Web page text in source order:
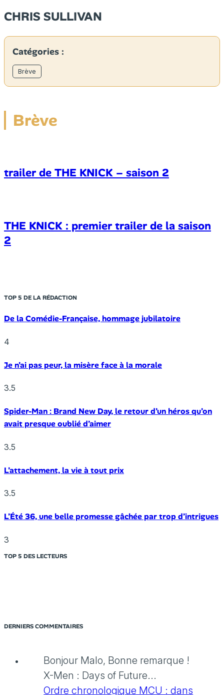
CHRIS SULLIVAN
Catégories :
Brève
Brève
trailer de THE KNICK – saison 2
THE KNICK : premier trailer de la saison
2
TOP 5 DE LA RÉDACTION
De la Comédie-Française, hommage jubilatoire
4
Je n’ai pas peur, la misère face à la morale
3.5
Spider-Man : Brand New Day, le retour d’un héros qu’on
avait presque oublié d’aimer
3.5
L’attachement, la vie à tout prix
3.5
L’Été 36, une belle promesse gâchée par trop d’intrigues
3
TOP 5 DES LECTEURS
DERNIERS COMMENTAIRES
Bonjour Malo, Bonne remarque !
X-Men : Days of Future...
Ordre chronologique MCU : dans